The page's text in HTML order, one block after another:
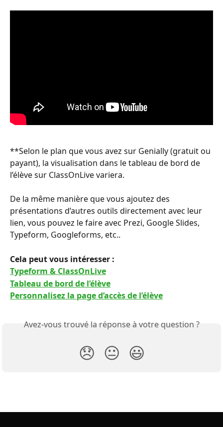
**Selon le plan que vous avez sur Genially (gratuit ou
payant), la visualisation dans le tableau de bord de
l’élève sur ClassOnLive variera.
De la même manière que vous ajoutez des
présentations d’autres outils directement avec leur
lien, vous pouvez le faire avec Prezi, Google Slides,
Typeform, Googleforms, etc..
Cela peut vous intéresser :
Typeform & ClassOnLive
Tableau de bord de l’élève
Personnalisez la page d’accès de l’élève
Avez-vous trouvé la réponse à votre question ?
😞 😐 😃